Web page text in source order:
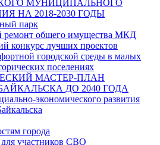
МУНИЦИПАЛЬНОГО
НА 2018-2030 ГОДЫ
парк
ремонт общего имущества МКД
конкурс лучших проектов
городской среды в малых
поселениях
МАСТЕР-ПЛАН
ДО 2040 ГОДА
экономического развития
города
участников СВО